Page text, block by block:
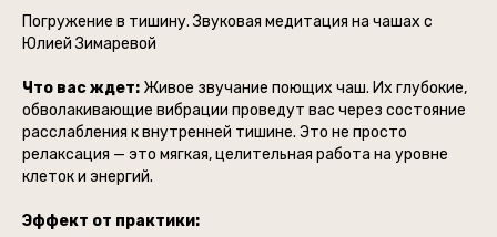
Погружение в тишину. Звуковая медитация на чашах с
Юлией Зимаревой
Что вас ждет: Живое звучание поющих чаш. Их глубокие,
обволакивающие вибрации проведут вас через состояние
расслабления к внутренней тишине. Это не просто
релаксация — это мягкая, целительная работа на уровне
клеток и энергий.
Эффект от практики: